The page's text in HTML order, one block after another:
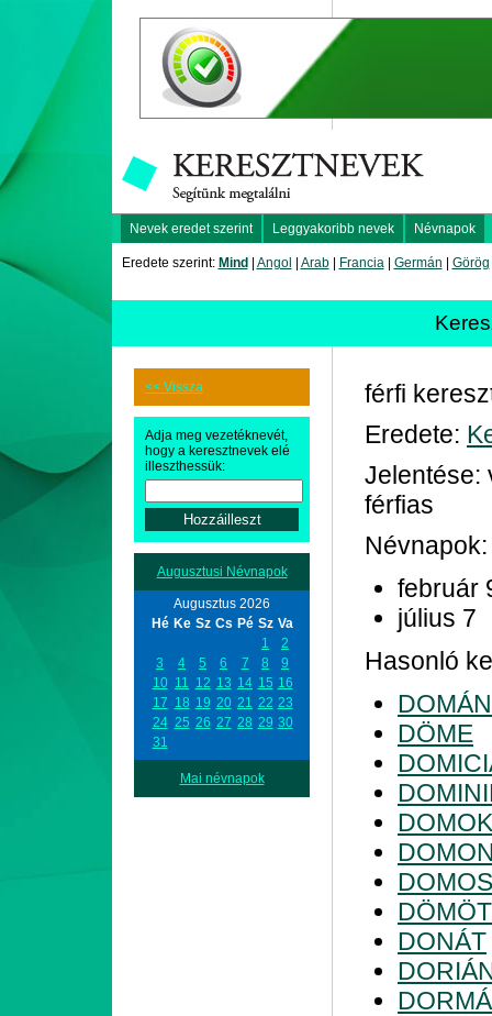
Nevek eredet szerint Leggyakoribb nevek Névnapok
Eredete szerint: Mind Angol Arab| Francia| Germán Görög
<< Vissza
Adja meg vezetéknevét,
hogy a keresztnevek elé
illeszthessük:
Augusztusi Névnapok
Augusztus 2026
Hé Ke Sz Cs Pé Sz Va
1
2
3
4 5 6 7 8
9
10 11 12 13 14 15 16
17 18 19 20 21 22 23
24 25 26 27 28 29 30
31
Mai névnapok
férfi
Eredete:
Jelentése:
férfias
Névnapok:
február
július 7
Hasonló
DOMÁN
DÖME
DOMOS
DONÁT